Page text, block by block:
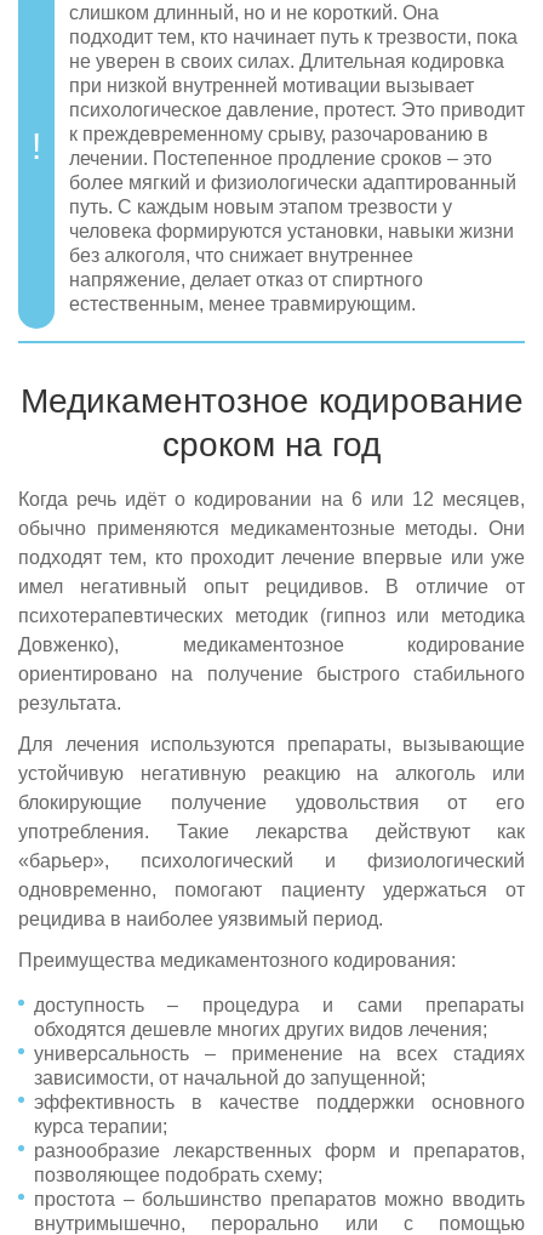
слишком длинный, но и не короткий. Она
подходит тем, кто начинает путь к трезвости, пока
не уверен в своих силах. Длительная кодировка
при низкой внутренней мотивации вызывает
психологическое давление, протест. Это приводит
к преждевременному срыву, разочарованию в
лечении. Постепенное продление сроков – это
более мягкий и физиологически адаптированный
путь. С каждым новым этапом трезвости у
человека формируются установки, навыки жизни
без алкоголя, что снижает внутреннее
напряжение, делает отказ от спиртного
естественным, менее травмирующим.
Медикаментозное кодирование
сроком на год
Когда речь идёт о кодировании на 6 или 12 месяцев,
обычно применяются медикаментозные методы. Они
подходят тем, кто проходит лечение впервые или уже
имел негативный опыт рецидивов. В отличие от
психотерапевтических методик (гипноз или методика
Довженко), медикаментозное кодирование
ориентировано на получение быстрого стабильного
результата.
Для лечения используются препараты, вызывающие
устойчивую негативную реакцию на алкоголь или
блокирующие получение удовольствия от его
употребления. Такие лекарства действуют как
«барьер», психологический и физиологический
одновременно, помогают пациенту удержаться от
рецидива в наиболее уязвимый период.
Преимущества медикаментозного кодирования:
доступность – процедура и сами препараты
обходятся дешевле многих других видов лечения;
универсальность – применение на всех стадиях
зависимости, от начальной до запущенной;
эффективность в качестве поддержки основного
курса терапии;
разнообразие лекарственных форм и препаратов,
позволяющее подобрать схему;
простота – большинство препаратов можно вводить
внутримышечно, перорально или с помощью